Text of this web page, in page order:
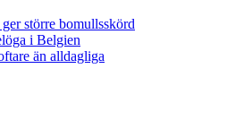
större bomullsskörd
i Belgien
än alldagliga